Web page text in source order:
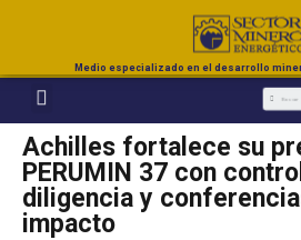
Medio especializado en el desarrollo
Achilles fortalece su
PERUMIN 37 con
diligencia y
impacto